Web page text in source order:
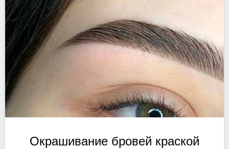
Окрашивание бровей краской